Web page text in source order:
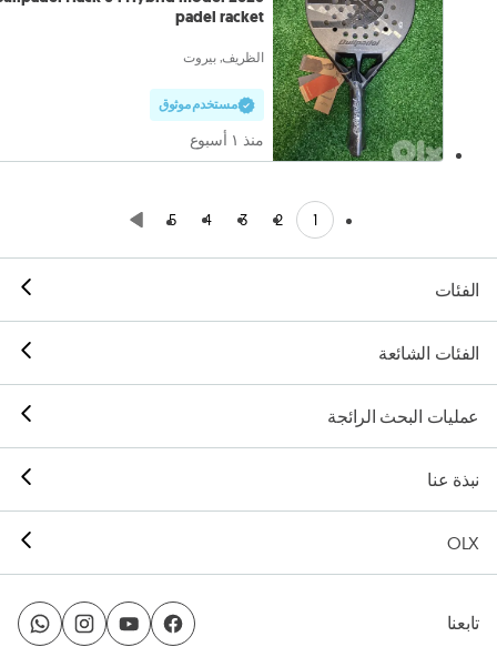
padel racket
الظريف, بيروت
مستخدم موثوق
منذ ١ أسبوع
1
2
3
4
5
الفئات
الفئات الشائعة
عمليات البحث الرائجة
نبذة عنا
OLX
تابعنا